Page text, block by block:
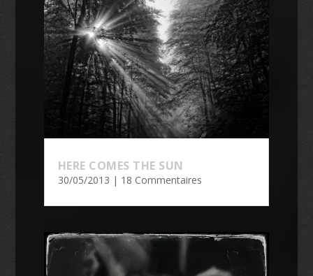
HERE COMES THE SUN
30/05/2013 | 18 Commentaires